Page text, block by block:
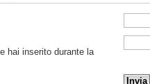
hai inserito durante la